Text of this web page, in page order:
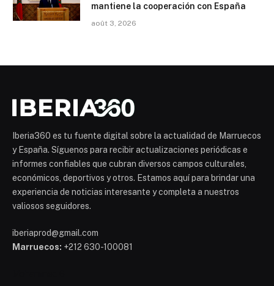
mantiene la cooperación con España
août 3, 2026
Iberia360 es tu fuente digital sobre la actualidad de Marruecos
y España. Síguenos para recibir actualizaciones periódicas e
informes confiables que cubran diversos campos culturales,
económicos, deportivos y otros. Estamos aquí para brindar una
experiencia de noticias interesante y completa a nuestros
valiosos seguidores.
iberiaprod@gmail.com
Marruecos: +212 630-100081